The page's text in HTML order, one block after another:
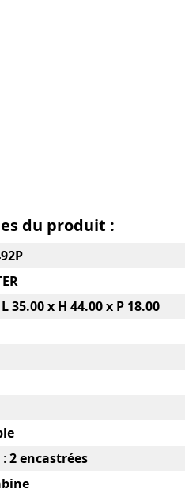
du produit :
L 35.00 x H 44.00 x P 18.00
2 encastrées